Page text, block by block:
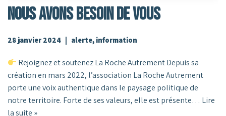
NOUS AVONS BESOIN DE VOUS
28 janvier 2024 alerte, information
Rejoignez et soutenez La Roche Autrement Depuis sa
création en mars 2022, l’association La Roche Autrement
porte une voix authentique dans le paysage politique de
notre territoire. Forte de ses valeurs, elle est présente… Lire
la suite »